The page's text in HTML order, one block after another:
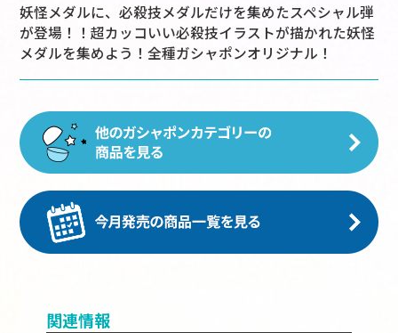
妖怪メダルに、必殺技メダルだけを集めたスペシャル弾
が登場！！超カッコいい必殺技イラストが描かれた妖怪
メダルを集めよう！全種ガシャポンオリジナル！
関連情報